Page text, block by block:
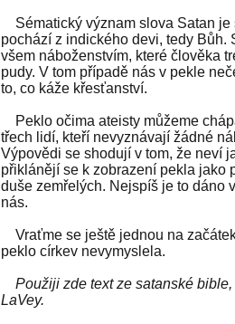
Sématický význam slova Satan je
pochází z indického devi, tedy Bůh.
všem náboženstvím, které člověka
pudy. V tom případě nás v pekle
to, co káže křesťanství.
Peklo očima ateisty můžeme
třech lidí, kteří nevyznávají žádné
Výpovědi se shodují v tom, že neví
přiklánějí se k zobrazení pekla jako
duše zemřelých. Nejspíš je to dáno
nás.
Vraťme se ještě jednou na
peklo církev nevymyslela.
Použiji zde text ze satanské
LaVey.